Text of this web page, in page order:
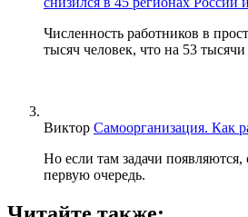
Численность работников в
тысяч человек, что на 53
Виктор Самоорганизация. Как
Но если там задачи
первую очередь.